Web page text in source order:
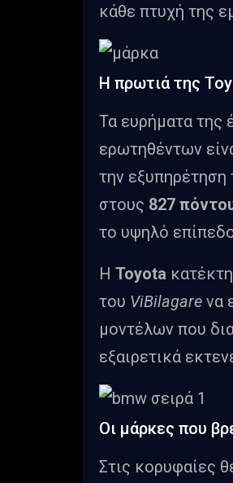
κάθε πτυχή της
Η πρωτιά της
Τα ευρήματα της
ερωτηθέντων
την
στους 827
το υψηλό
Η Toyota
του ViBilagare να
μοντέλων που
εξαιρετικά
Οι μάρκες που
Στις κορυφαίες